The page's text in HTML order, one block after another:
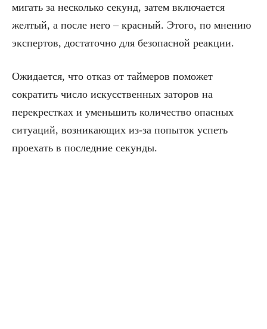
мигать за несколько секунд, затем включается
желтый, а после него – красный. Этого, по мнению
экспертов, достаточно для безопасной реакции.
Ожидается, что отказ от таймеров поможет
сократить число искусственных заторов на
перекрестках и уменьшить количество опасных
ситуаций, возникающих из-за попыток успеть
проехать в последние секунды.